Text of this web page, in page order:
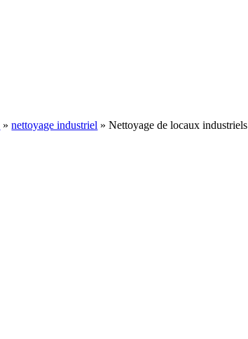
»nettoyage industriel »Nettoyage de locaux industriels